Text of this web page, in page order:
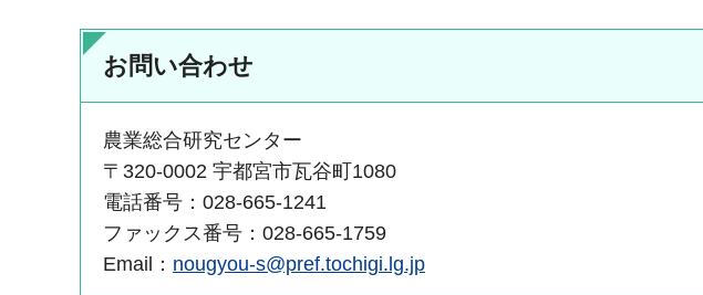
お問い合わせ
農業総合研究センター
〒320-0002 宇都宮市瓦谷町1080
電話番号：028-665-1241
ファックス番号：028-665-1759
Email： nougyou-s@pref.tochigi.lg.jp